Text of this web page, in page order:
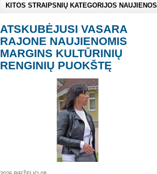
KITOS STRAIPSNIŲ KATEGORIJOS NAUJIENOS
ATSKUBĖJUSI VASARA
RAJONE NAUJIENOMIS
MARGINS KULTŪRINIŲ
RENGINIŲ PUOKŠTĘ